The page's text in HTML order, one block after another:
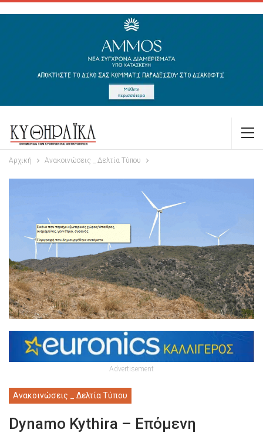
Αρχική Ανακοινώσεις _ Δελτία Τύπου
Advertisement
Ανακοινώσεις _ Δελτία Τύπου
Dynamo Kythira – Επόμενη